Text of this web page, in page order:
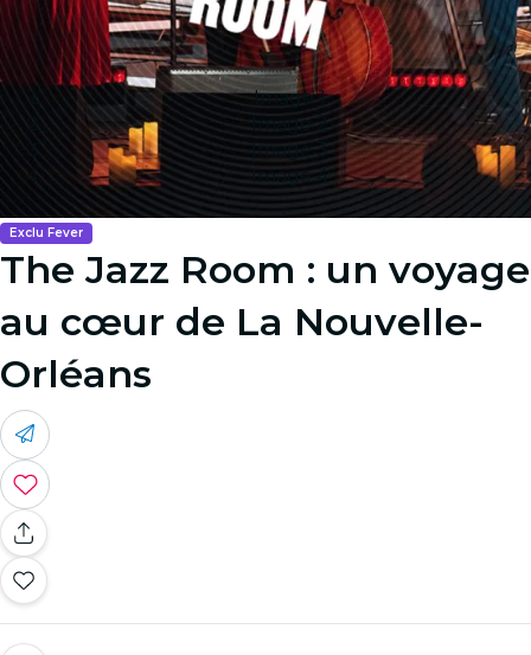
Image 1
Image 2
Image 4
Exclu Fever
The Jazz Room : un voyage
au cœur de La Nouvelle-
Orléans